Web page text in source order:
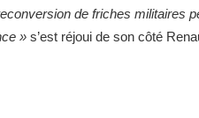
de friches militaires
» s’est réjoui de son côté